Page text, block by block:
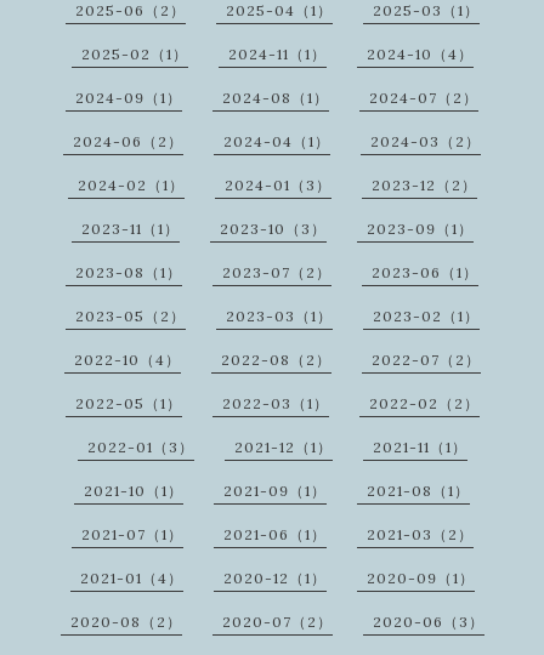
2025-06（2） 2025-04（1） 2025-03（1）
2025-02（1） 2024-11（1） 2024-10（4）
2024-09（1） 2024-08（1） 2024-07（2）
2024-06（2） 2024-04（1） 2024-03（2）
2024-02（1） 2024-01（3） 2023-12（2）
2023-11（1） 2023-10（3） 2023-09（1）
2023-08（1） 2023-07（2） 2023-06（1）
2023-05（2） 2023-03（1） 2023-02（1）
2022-10（4） 2022-08（2） 2022-07（2）
2022-05（1） 2022-03（1） 2022-02（2）
2022-01（3） 2021-12（1） 2021-11（1）
2021-10（1） 2021-09（1） 2021-08（1）
2021-07（1） 2021-06（1） 2021-03（2）
2021-01（4） 2020-12（1） 2020-09（1）
2020-08（2） 2020-07（2） 2020-06（3）